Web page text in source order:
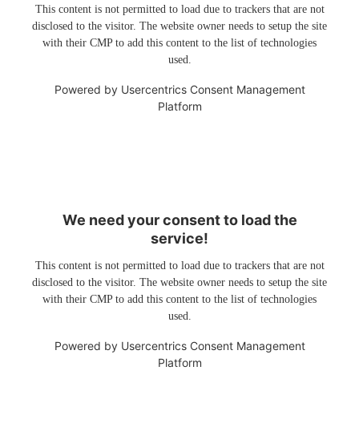
This content is not permitted to load due to trackers that are not
disclosed to the visitor. The website owner needs to setup the site
with their CMP to add this content to the list of technologies
used.
Powered by Usercentrics Consent Management
Platform
We need your consent to load the
service!
This content is not permitted to load due to trackers that are not
disclosed to the visitor. The website owner needs to setup the site
with their CMP to add this content to the list of technologies
used.
Powered by Usercentrics Consent Management
Platform